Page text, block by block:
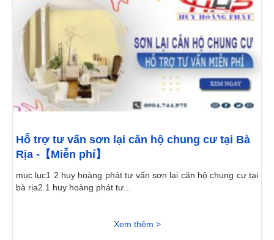
Hỗ trợ tư vấn sơn lại căn hộ chung cư tại Bà
Rịa -【Miễn phí】
mục lục1 2 huy hoàng phát tư vấn sơn lại căn hộ chung cư tại
bà rịa2.1 huy hoàng phát tư...
Xem thêm >